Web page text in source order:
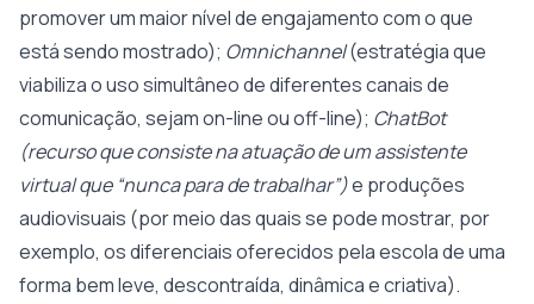
promover um maior nível de engajamento com o que
está sendo mostrado); Omnichannel(estratégia que
viabiliza o uso simultâneo de diferentes canais de
comunicação, sejam on-line ou off-line); ChatBot
(recurso que consiste na atuação de um assistente
virtual que “nunca para de trabalhar”)e produções
audiovisuais (por meio das quais se pode mostrar, por
exemplo, os diferenciais oferecidos pela escola de uma
forma bem leve, descontraída, dinâmica e criativa).